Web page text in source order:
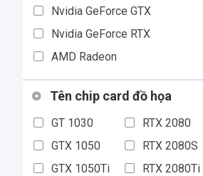
Nvidia GeForce GTX
Nvidia GeForce RTX
AMD Radeon
Tên chip card đồ họa
GT 1030
GTX 1050
GTX 1050Ti
RTX 2080
RTX 2080S
RTX 2080Ti